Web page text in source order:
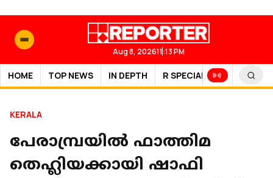
Aug 8, 202611:13 PM
HOME TOP NEWS IN DEPTH R SPECIAL SPORTS
KERALA
പേരാമ്പ്രയില്‍ ഫാത്തിമ
തെഹ്ലിയക്കായി ഷാഫി